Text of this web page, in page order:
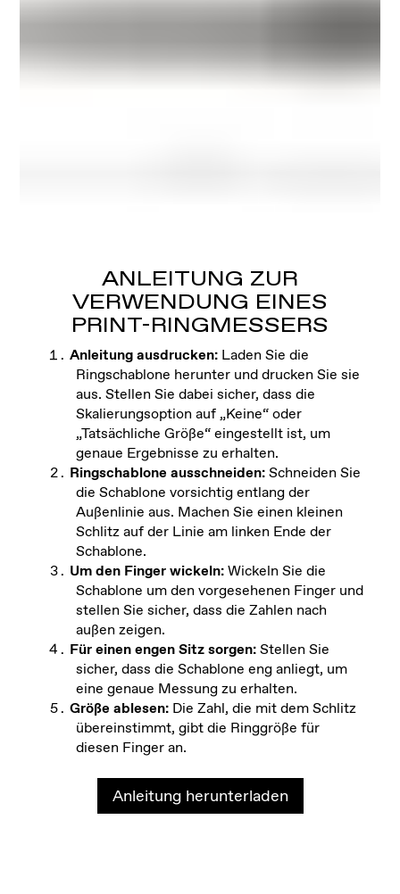
ANLEITUNG ZUR
VERWENDUNG EINES
PRINT-RINGMESSERS
Anleitung ausdrucken: Laden Sie die
Ringschablone herunter und drucken Sie sie
aus. Stellen Sie dabei sicher, dass die
Skalierungsoption auf „Keine“ oder
„Tatsächliche Größe“ eingestellt ist, um
genaue Ergebnisse zu erhalten.
Ringschablone ausschneiden:Schneiden Sie
die Schablone vorsichtig entlang der
Außenlinie aus. Machen Sie einen kleinen
Schlitz auf der Linie am linken Ende der
Schablone.
Um den Finger wickeln:Wickeln Sie die
Schablone um den vorgesehenen Finger und
stellen Sie sicher, dass die Zahlen nach
außen zeigen.
Für einen engen Sitz sorgen:Stellen Sie
sicher, dass die Schablone eng anliegt, um
eine genaue Messung zu erhalten.
Größe ablesen: Die Zahl, die mit dem Schlitz
übereinstimmt, gibt die Ringgröße für
diesen Finger an.
Anleitung herunterladen